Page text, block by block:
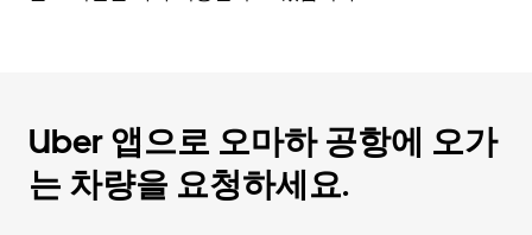
Uber 앱으로 오마하 공항에 오가
는 차량을 요청하세요.